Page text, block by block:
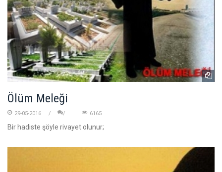
Ölüm Meleği
29-05-2016 6165
Bir hadiste şöyle rivayet olunur;